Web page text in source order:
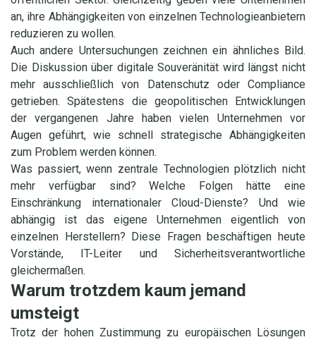
an, ihre Abhängigkeiten von einzelnen Technologieanbietern
reduzieren zu wollen.
Auch andere Untersuchungen zeichnen ein ähnliches Bild.
Die Diskussion über digitale Souveränität wird längst nicht
mehr ausschließlich von Datenschutz oder Compliance
getrieben. Spätestens die geopolitischen Entwicklungen
der vergangenen Jahre haben vielen Unternehmen vor
Augen geführt, wie schnell strategische Abhängigkeiten
zum Problem werden können.
Was passiert, wenn zentrale Technologien plötzlich nicht
mehr verfügbar sind? Welche Folgen hätte eine
Einschränkung internationaler Cloud-Dienste? Und wie
abhängig ist das eigene Unternehmen eigentlich von
einzelnen Herstellern? Diese Fragen beschäftigen heute
Vorstände, IT-Leiter und Sicherheitsverantwortliche
gleichermaßen.
Warum trotzdem kaum jemand
umsteigt
Trotz der hohen Zustimmung zu europäischen Lösungen